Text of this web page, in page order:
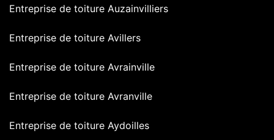
Entreprise de toiture Auzainvilliers
Entreprise de toiture Avillers
Entreprise de toiture Avrainville
Entreprise de toiture Avranville
Entreprise de toiture Aydoilles